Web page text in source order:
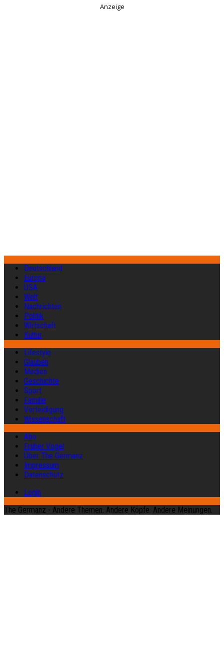
Anzeige
Deutschland
Europa
USA
Welt
Nachrichten
Politik
Wirtschaft
Kultur
Lifestyle
Glauben
Medien
Geschichte
Sport
Familie
Verteidigung
Wissenschaft
Abo
Früher Vogel
Über The Germanz
Impressum
Datenschutz
Login
The Germanz - Andere Themen. Andere Köpfe. Andere Meinungen.